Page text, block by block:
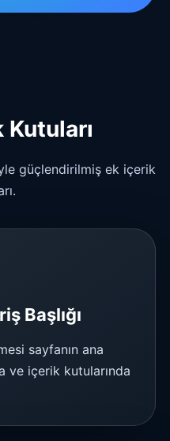
Kutuları
güçlendirilmiş ek içerik
Başlığı
sayfanın ana
ve içerik kutularında